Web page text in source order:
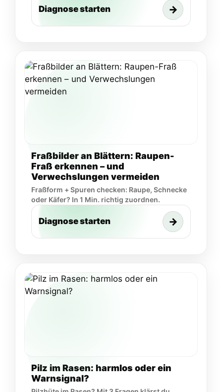
Diagnose starten →
Fraßbilder an Blättern: Raupen-
Fraß erkennen – und
Verwechslungen vermeiden
Fraßform + Spuren checken: Raupe, Schnecke
oder Käfer? In 1 Min. richtig zuordnen.
Diagnose starten →
Pilz im Rasen: harmlos oder ein
Warnsignal?